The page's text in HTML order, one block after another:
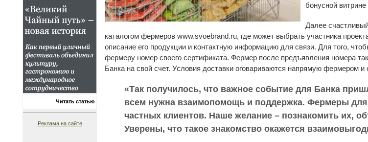
Читать статью
Реклама на сайте
бонусной
Далее
каталогом фермеров www.svoebrand.ru, где может выбрать участника
описание его продукции и контактную информацию для связи. Для того,
фермеру номер своего сертификата. Фермер после предъявления номера
Банка на свой счет. Условия доставки оговариваются напрямую фермером
«Так получилось, что важное событие для Банка
всем нужна взаимопомощь и поддержка. Фермеры
частных клиентов. Наше желание – познакомить их,
Уверены, что такое знакомство окажется